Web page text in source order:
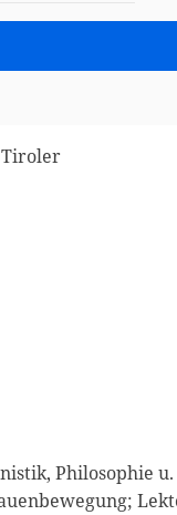
Tiroler
Philosophie u.